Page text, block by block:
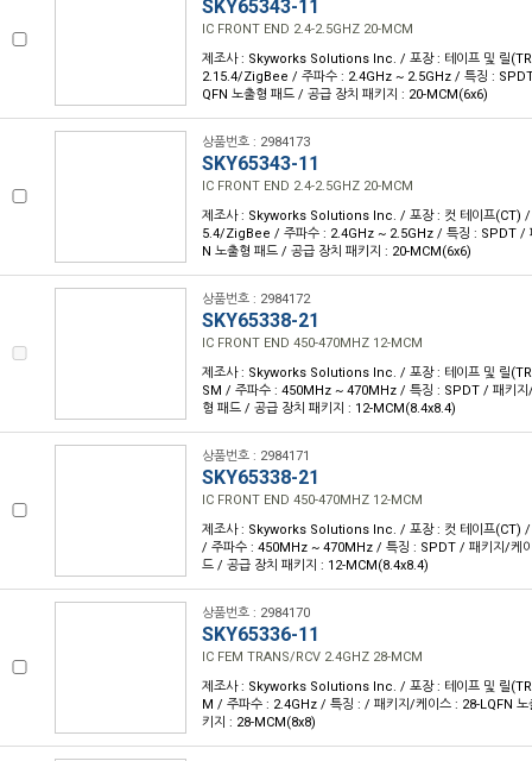
SKY65343-11
IC FRONT END 2.4-2.5GHZ 20-MCM
제조사 : Skyworks Solutions Inc. / 포장 : 테이프 및 릴
2.15.4/ZigBee / 주파수 : 2.4GHz ~ 2.5GHz / 특징 :
QFN 노출형 패드 / 공급 장치 패키지 : 20-MCM(6x6)
상품번호 : 2984173
SKY65343-11
IC FRONT END 2.4-2.5GHZ 20-MCM
제조사 : Skyworks Solutions Inc. / 포장 : 컷 테이프(CT) /
5.4/ZigBee / 주파수 : 2.4GHz ~ 2.5GHz / 특징 : SPDT /
N 노출형 패드 / 공급 장치 패키지 : 20-MCM(6x6)
상품번호 : 2984172
SKY65338-21
IC FRONT END 450-470MHZ 12-MCM
제조사 : Skyworks Solutions Inc. / 포장 : 테이프 및 릴
SM / 주파수 : 450MHz ~ 470MHz / 특징 : SPDT / 패키지
형 패드 / 공급 장치 패키지 : 12-MCM(8.4x8.4)
상품번호 : 2984171
SKY65338-21
IC FRONT END 450-470MHZ 12-MCM
제조사 : Skyworks Solutions Inc. / 포장 : 컷 테이프(CT) /
/ 주파수 : 450MHz ~ 470MHz / 특징 : SPDT / 패키지/케
드 / 공급 장치 패키지 : 12-MCM(8.4x8.4)
상품번호 : 2984170
SKY65336-11
IC FEM TRANS/RCV 2.4GHZ 28-MCM
제조사 : Skyworks Solutions Inc. / 포장 : 테이프 및 릴
M / 주파수 : 2.4GHz / 특징 : / 패키지/케이스 : 28-LQFN 노
키지 : 28-MCM(8x8)